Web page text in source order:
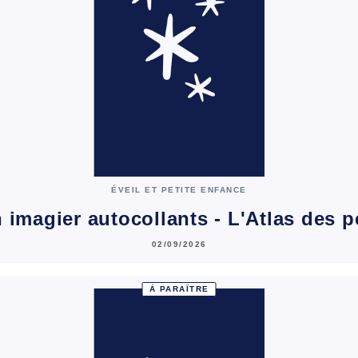
ÉVEIL ET PETITE ENFANCE
imagier autocollants - L'Atlas des
02/09/2026
À PARAÎTRE